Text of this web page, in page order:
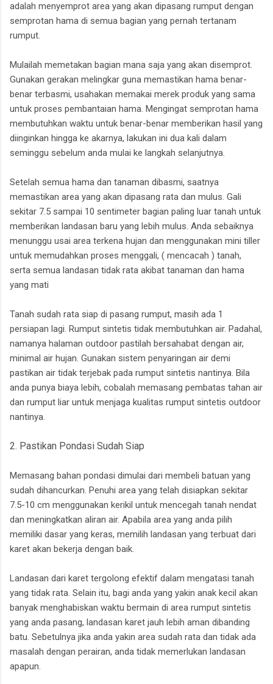
adalah menyemprot area yang akan dipasang rumput dengan
semprotan hama di semua bagian yang pernah tertanam
rumput.
Mulailah memetakan bagian mana saja yang akan disemprot.
Gunakan gerakan melingkar guna memastikan hama benar-
benar terbasmi, usahakan memakai merek produk yang sama
untuk proses pembantaian hama. Mengingat semprotan hama
membutuhkan waktu untuk benar-benar memberikan hasil yang
diinginkan hingga ke akarnya, lakukan ini dua kali dalam
seminggu sebelum anda mulai ke langkah selanjutnya.
Setelah semua hama dan tanaman dibasmi, saatnya
memastikan area yang akan dipasang rata dan mulus. Gali
sekitar 7.5 sampai 10 sentimeter bagian paling luar tanah untuk
memberikan landasan baru yang lebih mulus. Anda sebaiknya
menunggu usai area terkena hujan dan menggunakan mini tiller
untuk memudahkan proses menggali, ( mencacah ) tanah,
serta semua landasan tidak rata akibat tanaman dan hama
yang mati
Tanah sudah rata siap di pasang rumput, masih ada 1
persiapan lagi. Rumput sintetis tidak membutuhkan air. Padahal,
namanya halaman outdoor pastilah bersahabat dengan air,
minimal air hujan. Gunakan sistem penyaringan air demi
pastikan air tidak terjebak pada rumput sintetis nantinya. Bila
anda punya biaya lebih, cobalah memasang pembatas tahan air
dan rumput liar untuk menjaga kualitas rumput sintetis outdoor
nantinya.
2. Pastikan Pondasi Sudah Siap
Memasang bahan pondasi dimulai dari membeli batuan yang
sudah dihancurkan. Penuhi area yang telah disiapkan sekitar
7.5-10 cm menggunakan kerikil untuk mencegah tanah nendat
dan meningkatkan aliran air. Apabila area yang anda pilih
memiliki dasar yang keras, memilih landasan yang terbuat dari
karet akan bekerja dengan baik.
Landasan dari karet tergolong efektif dalam mengatasi tanah
yang tidak rata. Selain itu, bagi anda yang yakin anak kecil akan
banyak menghabiskan waktu bermain di area rumput sintetis
yang anda pasang, landasan karet jauh lebih aman dibanding
batu. Sebetulnya jika anda yakin area sudah rata dan tidak ada
masalah dengan perairan, anda tidak memerlukan landasan
apapun.